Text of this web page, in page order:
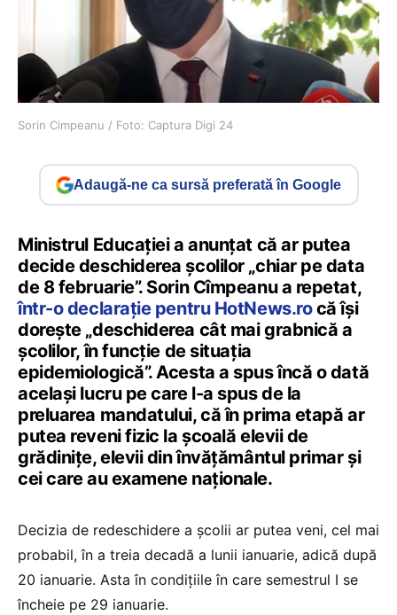
Sorin Cimpeanu / Foto: Captura Digi 24
Adaugă-ne ca sursă preferată în Google
Ministrul Educației a anunțat că ar putea
decide deschiderea școlilor „chiar pe data
de 8 februarie”. Sorin Cîmpeanu a repetat,
într-o declarație pentru HotNews.rocă își
dorește „deschiderea cât mai grabnică a
școlilor, în funcție de situația
epidemiologică”. Acesta a spus încă o dată
același lucru pe care l-a spus de la
preluarea mandatului, că în prima etapă ar
putea reveni fizic la școală elevii de
grădinițe, elevii din învățământul primar și
cei care au examene naționale.
Decizia de redeschidere a școlii ar putea veni, cel mai
probabil, în a treia decadă a lunii ianuarie, adică după
20 ianuarie. Asta în condițiile în care semestrul I se
încheie pe 29 ianuarie.